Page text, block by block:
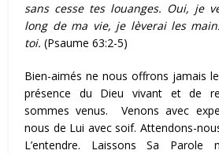
sans cesse tes louanges. Oui, je
long de ma vie, je lèverai les
toi. (Psaume 63:2-5)
Bien-aimés ne nous offrons jamais
présence du Dieu vivant et de
sommes venus. Venons avec
nous de Lui avec soif. Attendons-
L’entendre. Laissons Sa Parole